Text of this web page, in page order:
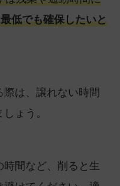
低でも確保したいと
は、譲れない時間
ょう。
間など、削ると生